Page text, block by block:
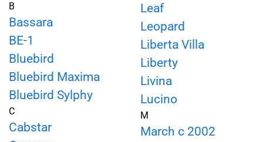
B
Bassara
BE-1
Bluebird
Bluebird Maxima
Bluebird Sylphy
C
Cabstar
Leaf
Leopard
Liberta Villa
Liberty
Livina
Lucino
M
March c 2002